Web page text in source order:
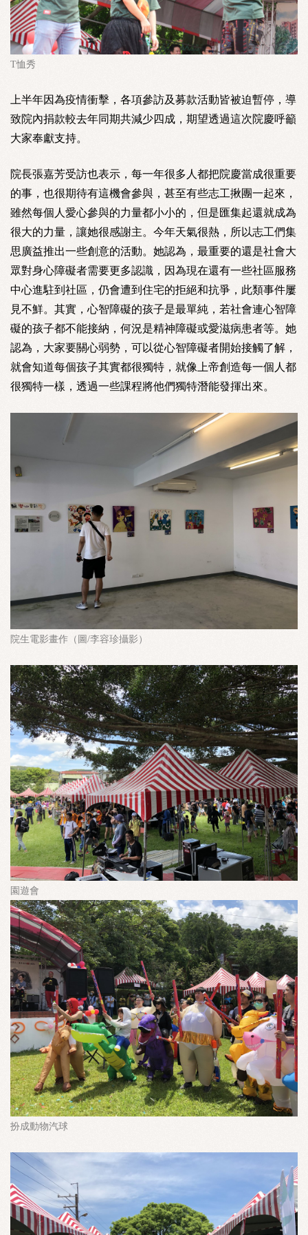
T恤秀
上半年因為疫情衝擊，各項參訪及募款活動皆被迫暫停，導
致院內捐款較去年同期共減少四成，期望透過這次院慶呼籲
大家奉獻支持。
院長張嘉芳受訪也表示，每一年很多人都把院慶當成很重要
的事，也很期待有這機會參與，甚至有些志工揪團一起來，
雖然每個人愛心參與的力量都小小的，但是匯集起還就成為
很大的力量，讓她很感謝主。今年天氣很熱，所以志工們集
思廣益推出一些創意的活動。她認為，最重要的還是社會大
眾對身心障礙者需要更多認識，因為現在還有一些社區服務
中心進駐到社區，仍會遭到住宅的拒絕和抗爭，此類事件屢
見不鮮。其實，心智障礙的孩子是最單純，若社會連心智障
礙的孩子都不能接納，何況是精神障礙或愛滋病患者等。她
認為，大家要關心弱勢，可以從心智障礙者開始接觸了解，
就會知道每個孩子其實都很獨特，就像上帝創造每一個人都
很獨特一樣，透過一些課程將他們獨特潛能發揮出來。
院生電影畫作（圖/李容珍攝影）
園遊會
扮成動物汽球